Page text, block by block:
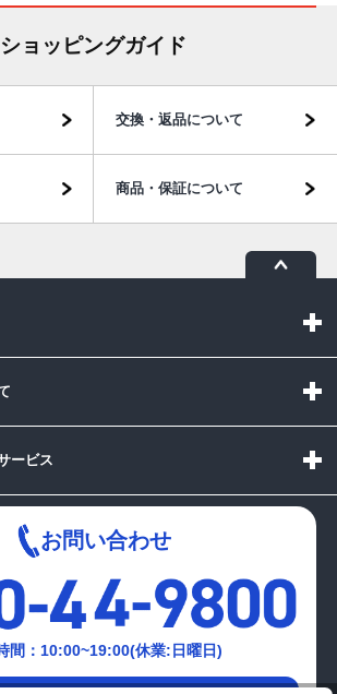
ショッピングガイド
交換・返品について
商品・保証について
ービス
お問い合わせ
間：10:00~19:00(休業:日曜日)